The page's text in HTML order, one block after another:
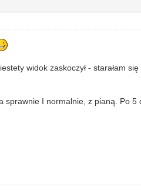
widok zaskoczył - starałam
sprawnie I normalnie, z pianą. Po